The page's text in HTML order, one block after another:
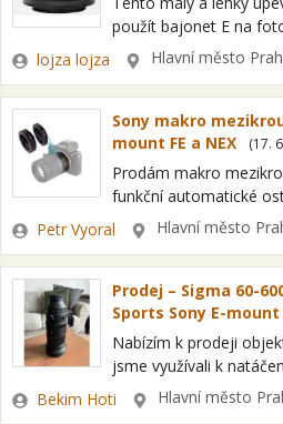
použít bajonet E na
připevnění objektivů
Canon. Upevňovací
přístup ke…
Zadavatel
lojza lojza LokalitaHlavní město
Sony makro
mount FE a NEX
(17.
Prodám makro
funkční automatické
Vhodné pro všechny
mount ,FE-mount
fotoaparáty Sony…
Zadavatel
Petr Vyoral LokalitaHlavní město
Prodej – Sigma 60-
Sports Sony E-mount
Nabízím k prodeji
jsme využívali k
Projekt skončil a pro
v extrémně dobrém
Zadavatel
Bekim Hoti LokalitaHlavní město